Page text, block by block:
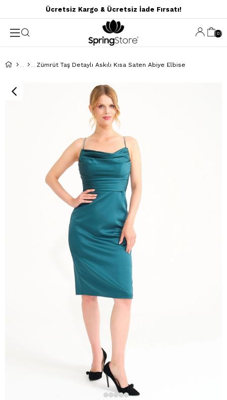
Ücretsiz Kargo & Ücretsiz İade Fırsatı!
0
Zümrüt Taş Detaylı Askılı Kısa Saten Abiye Elbise